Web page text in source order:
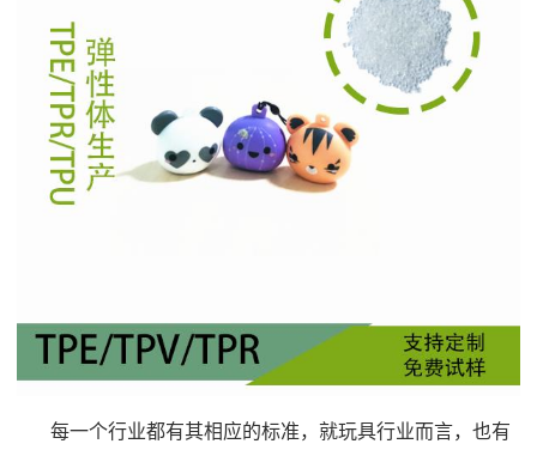
每一个行业都有其相应的标准，就玩具行业而言，也有